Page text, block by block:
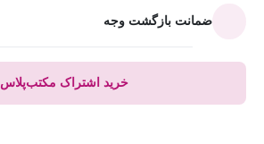
ضمانت بازگشت وجه
خرید اشتراک مکتب‌پلاس